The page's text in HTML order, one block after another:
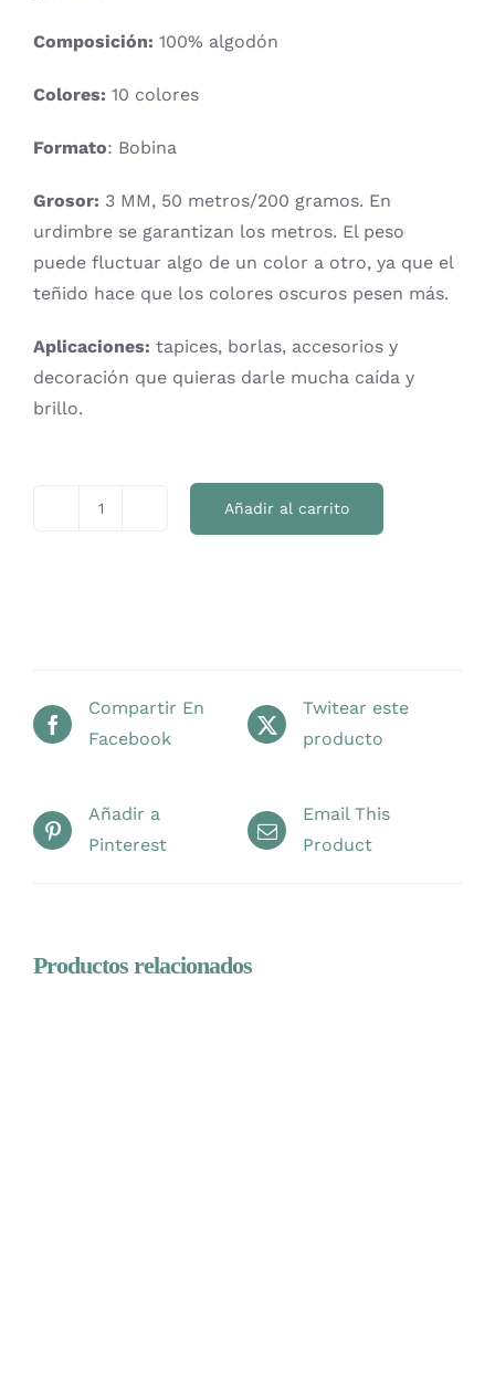
Talleres
Composición: 100% algodón
Colores: 10 colores
Formato: Bobina
Grosor: 3 MM, 50 metros/200 gramos. En
urdimbre se garantizan los metros. El peso
puede fluctuar algo de un color a otro, ya que el
teñido hace que los colores oscuros pesen más.
Aplicaciones: tapices, borlas, accesorios y
decoración que quieras darle mucha caída y
brillo.
Añadir al carrito
Compartir En
Facebook
Twitear este
producto
Añadir a
Pinterest
Email This
Product
Productos relacionados